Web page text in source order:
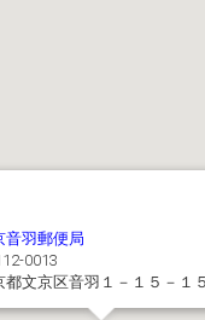
音羽郵便局
0013
都文京区音羽１－１５－１５